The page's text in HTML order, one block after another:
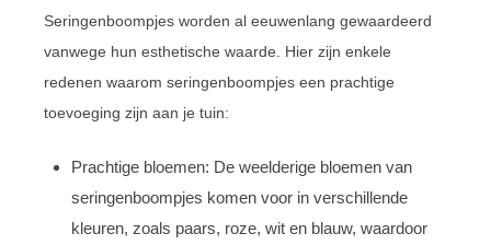
Seringenboompjes worden al eeuwenlang gewaardeerd
vanwege hun esthetische waarde. Hier zijn enkele
redenen waarom seringenboompjes een prachtige
toevoeging zijn aan je tuin:
Prachtige bloemen: De weelderige bloemen van
seringenboompjes komen voor in verschillende
kleuren, zoals paars, roze, wit en blauw, waardoor